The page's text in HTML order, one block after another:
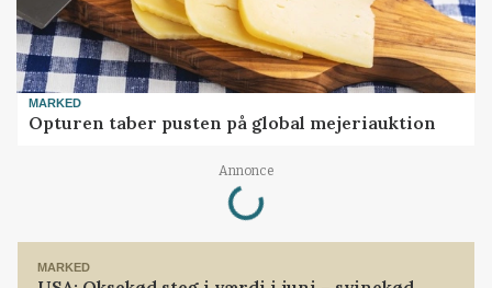
MARKED
Opturen taber pusten på global mejeriauktion
Annonce
Loading...
MARKED